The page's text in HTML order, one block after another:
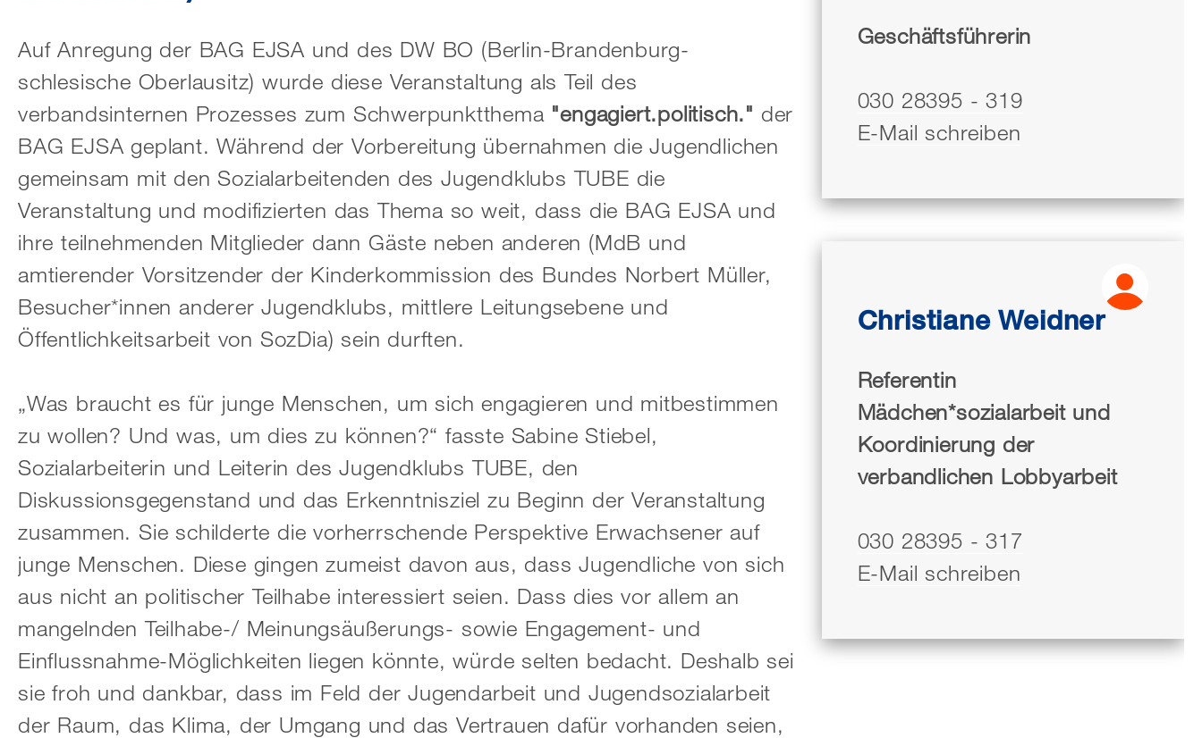
Auf Anregung der BAG EJSA und des DW BO (Berlin-Brandenburg-
schlesische Oberlausitz) wurde diese Veranstaltung als Teil des
verbandsinternen Prozesses zum Schwerpunktthema "engagiert.politisch." der
BAG EJSA geplant. Während der Vorbereitung übernahmen die Jugendlichen
gemeinsam mit den Sozialarbeitenden des Jugendklubs TUBE die
Veranstaltung und modifizierten das Thema so weit, dass die BAG EJSA und
ihre teilnehmenden Mitglieder dann Gäste neben anderen (MdB und
amtierender Vorsitzender der Kinderkommission des Bundes Norbert Müller,
Besucher*innen anderer Jugendklubs, mittlere Leitungsebene und
Öffentlichkeitsarbeit von SozDia) sein durften.
„Was braucht es für junge Menschen, um sich engagieren und mitbestimmen
zu wollen? Und was, um dies zu können?“ fasste Sabine Stiebel,
Sozialarbeiterin und Leiterin des Jugendklubs TUBE, den
Diskussionsgegenstand und das Erkenntnisziel zu Beginn der Veranstaltung
zusammen. Sie schilderte die vorherrschende Perspektive Erwachsener auf
junge Menschen. Diese gingen zumeist davon aus, dass Jugendliche von sich
aus nicht an politischer Teilhabe interessiert seien. Dass dies vor allem an
mangelnden Teilhabe-/ Meinungsäußerungs- sowie Engagement- und
Einflussnahme-Möglichkeiten liegen könnte, würde selten bedacht. Deshalb sei
sie froh und dankbar, dass im Feld der Jugendarbeit und Jugendsozialarbeit
der Raum, das Klima, der Umgang und das Vertrauen dafür vorhanden seien,
Geschäftsführerin
030 28395 - 319
E-Mail schreiben
Christiane Weidner
Referentin
Mädchen*sozialarbeit und
Koordinierung der
verbandlichen Lobbyarbeit
030 28395 - 317
E-Mail schreiben